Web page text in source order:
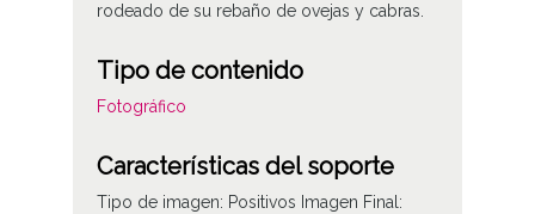
rodeado de su rebaño de ovejas y cabras.
Tipo de contenido
Fotográfico
Características del soporte
Tipo de imagen: Positivos Imagen Final: